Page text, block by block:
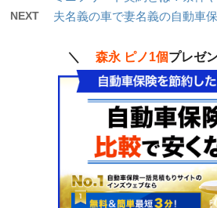
NEXT 夫名義の車で妻名義の自動車
＼ 森永 ピノ1個プレゼ